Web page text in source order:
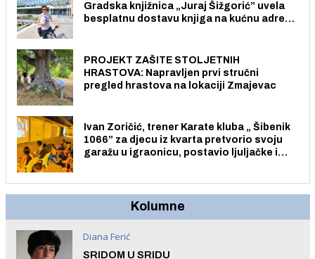
Gradska knjižnica „Juraj Šižgorić” uvela
besplatnu dostavu knjiga na kućnu adresu
PROJEKT ZAŠITE STOLJETNIH
HRASTOVA: Napravljen prvi stručni
pregled hrastova na lokaciji Zmajevac
Ivan Zoričić, trener Karate kluba „ Šibenik
1066” za djecu iz kvarta pretvorio svoju
garažu u igraonicu, postavio ljuljačke i
Kolumne
Diana Ferić
SRIDOM U SRIDU